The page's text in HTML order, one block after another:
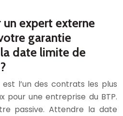
expert externe
garantie
date limite de
l’un des contrats les plus
pour une entreprise du BTP.
passive. Attendre la date